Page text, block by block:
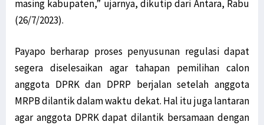
masing kabupaten,” ujarnya, dikutip dari Antara, Rabu
(26/7/2023).
Payapo berharap proses penyusunan regulasi dapat
segera diselesaikan agar tahapan pemilihan calon
anggota DPRK dan DPRP berjalan setelah anggota
MRPB dilantik dalam waktu dekat. Hal itu juga lantaran
agar anggota DPRK dapat dilantik bersamaan dengan